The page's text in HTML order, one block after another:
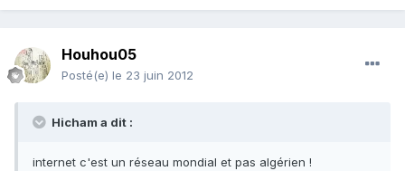
Houhou05
Posté(e) le 23 juin 2012
Hicham a dit :
internet c'est un réseau mondial et pas algérien !